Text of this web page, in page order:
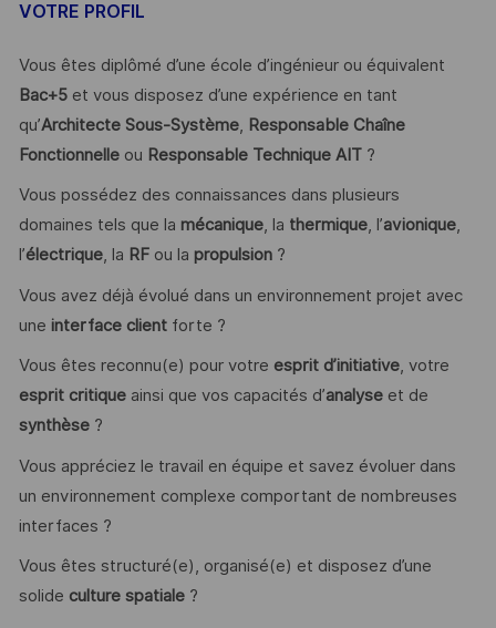
VOTRE PROFIL
Vous êtes diplômé d’une école d’ingénieur ou équivalent
Bac+5et vous disposez d’une expérience en tant
qu’Architecte Sous-Système, Responsable Chaîne
Fonctionnelleou Responsable Technique AIT?
Vous possédez des connaissances dans plusieurs
domaines tels que la mécanique, la thermique, l’avionique,
l’électrique, la RFou la propulsion?
Vous avez déjà évolué dans un environnement projet avec
une interface clientforte ?
Vous êtes reconnu(e) pour votre esprit d’initiative, votre
esprit critiqueainsi que vos capacités d’analyseet de
synthèse?
Vous appréciez le travail en équipe et savez évoluer dans
un environnement complexe comportant de nombreuses
interfaces ?
Vous êtes structuré(e), organisé(e) et disposez d’une
solide culture spatiale?